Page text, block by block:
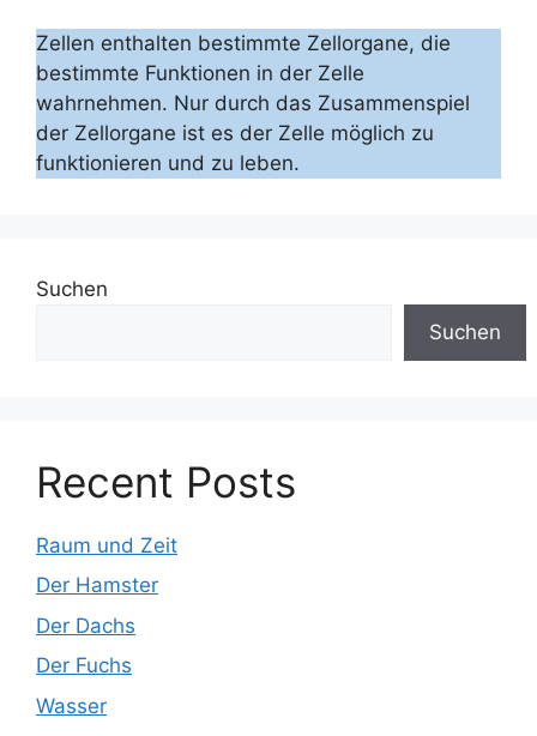
Zellen enthalten bestimmte Zellorgane, die
bestimmte Funktionen in der Zelle
wahrnehmen. Nur durch das Zusammenspiel
der Zellorgane ist es der Zelle möglich zu
funktionieren und zu leben.
Suchen
Suchen
Recent Posts
Raum und Zeit
Der Hamster
Der Dachs
Der Fuchs
Wasser